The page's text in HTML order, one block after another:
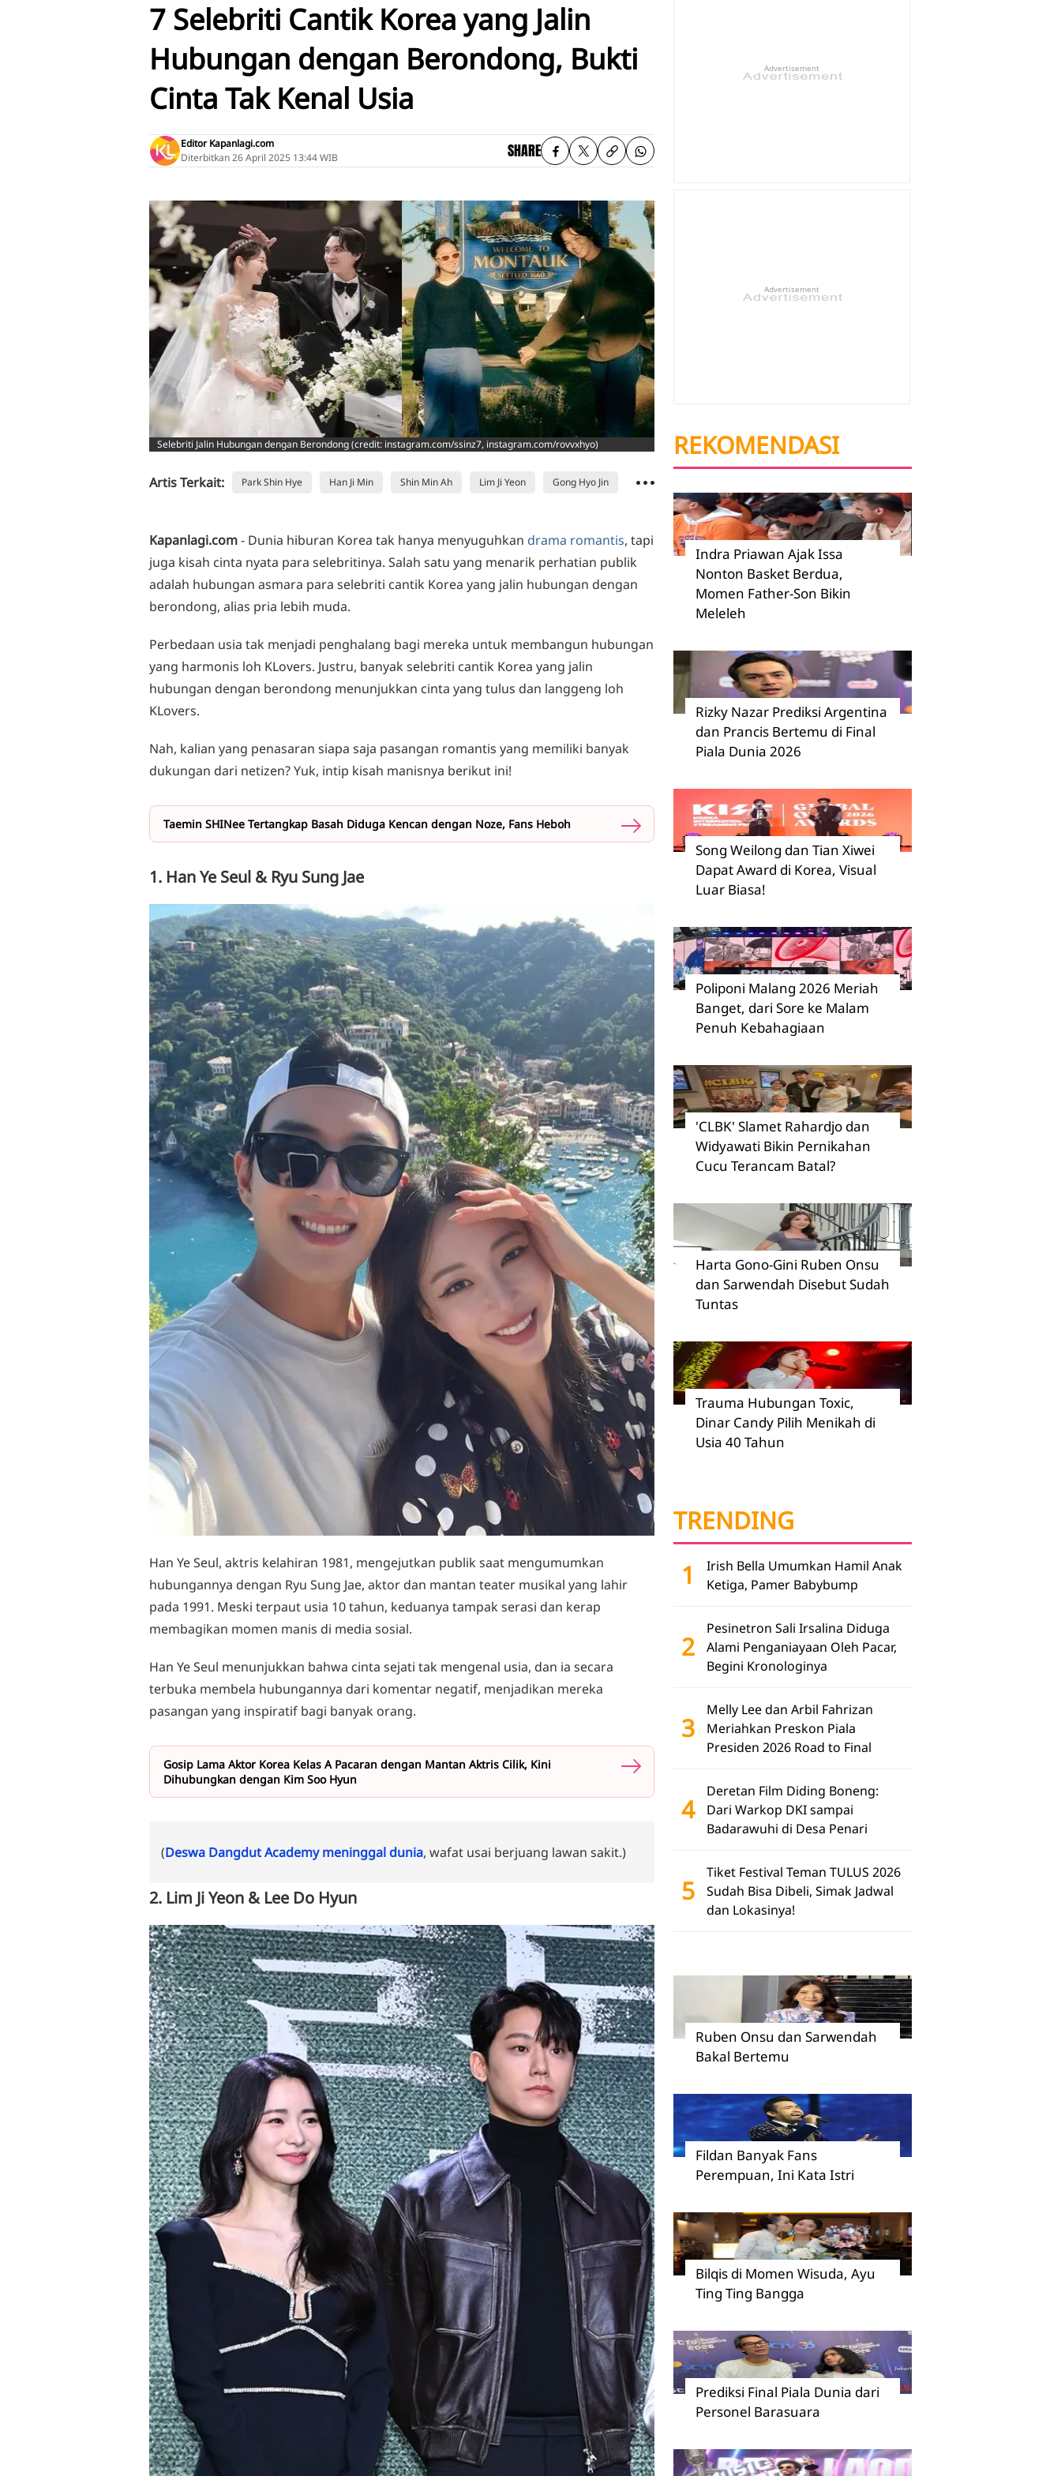
7 Selebriti Cantik Korea yang Jalin
Hubungan dengan Berondong, Bukti
Cinta Tak Kenal Usia
Editor Kapanlagi.com
Diterbitkan26 April 2025 13:44 WIB SHARE
Selebriti Jalin Hubungan dengan Berondong (credit: instagram.com/ssinz7, instagram.com/rovvxhyo)
Artis Terkait: Park Shin Hye Han Ji Min Shin Min Ah Lim Ji Yeon Gong Hyo Jin
Kapanlagi.com- Dunia hiburan Korea tak hanya menyuguhkan drama romantis, tapi
juga kisah cinta nyata para selebritinya. Salah satu yang menarik perhatian publik
adalah hubungan asmara para selebriti cantik Korea yang jalin hubungan dengan
berondong, alias pria lebih muda.
Perbedaan usia tak menjadi penghalang bagi mereka untuk membangun hubungan
yang harmonis loh KLovers. Justru, banyak selebriti cantik Korea yang jalin
hubungan dengan berondong menunjukkan cinta yang tulus dan langgeng loh
KLovers.
Nah, kalian yang penasaran siapa saja pasangan romantis yang memiliki banyak
dukungan dari netizen? Yuk, intip kisah manisnya berikut ini!
Taemin SHINee Tertangkap Basah Diduga Kencan dengan Noze, Fans Heboh
1. Han Ye Seul & Ryu Sung Jae
Han Ye Seul, aktris kelahiran 1981, mengejutkan publik saat mengumumkan
hubungannya dengan Ryu Sung Jae, aktor dan mantan teater musikal yang lahir
pada 1991. Meski terpaut usia 10 tahun, keduanya tampak serasi dan kerap
membagikan momen manis di media sosial.
Han Ye Seul menunjukkan bahwa cinta sejati tak mengenal usia, dan ia secara
terbuka membela hubungannya dari komentar negatif, menjadikan mereka
pasangan yang inspiratif bagi banyak orang.
Gosip Lama Aktor Korea Kelas A Pacaran dengan Mantan Aktris Cilik, Kini
Dihubungkan dengan Kim Soo Hyun
(Deswa Dangdut Academy meninggal dunia, wafat usai berjuang lawan sakit.)
2. Lim Ji Yeon & Lee Do Hyun
Advertisement
Advertisement
REKOMENDASI
Indra Priawan Ajak Issa
Nonton Basket Berdua,
Momen Father-Son Bikin
Meleleh
Rizky Nazar Prediksi Argentina
dan Prancis Bertemu di Final
Piala Dunia 2026
Song Weilong dan Tian Xiwei
Dapat Award di Korea, Visual
Luar Biasa!
Poliponi Malang 2026 Meriah
Banget, dari Sore ke Malam
Penuh Kebahagiaan
'CLBK' Slamet Rahardjo dan
Widyawati Bikin Pernikahan
Cucu Terancam Batal?
Harta Gono-Gini Ruben Onsu
dan Sarwendah Disebut Sudah
Tuntas
Trauma Hubungan Toxic,
Dinar Candy Pilih Menikah di
Usia 40 Tahun
TRENDING
1
Irish Bella Umumkan Hamil Anak
Ketiga, Pamer Babybump
2
Pesinetron Sali Irsalina Diduga
Alami Penganiayaan Oleh Pacar,
Begini Kronologinya
3
Melly Lee dan Arbil Fahrizan
Meriahkan Preskon Piala
Presiden 2026 Road to Final
4
Deretan Film Diding Boneng:
Dari Warkop DKI sampai
Badarawuhi di Desa Penari
5
Tiket Festival Teman TULUS 2026
Sudah Bisa Dibeli, Simak Jadwal
dan Lokasinya!
Ruben Onsu dan Sarwendah
Bakal Bertemu
Fildan Banyak Fans
Perempuan, Ini Kata Istri
Bilqis di Momen Wisuda, Ayu
Ting Ting Bangga
Prediksi Final Piala Dunia dari
Personel Barasuara